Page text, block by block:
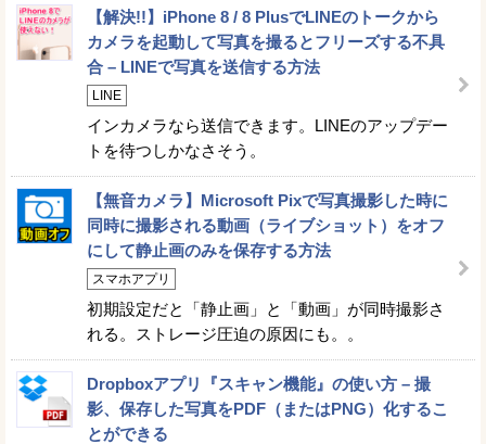
【解決!!】iPhone 8 / 8 PlusでLINEのトークから
カメラを起動して写真を撮るとフリーズする不具
合 – LINEで写真を送信する方法
LINE
インカメラなら送信できます。LINEのアップデー
トを待つしかなさそう。
【無音カメラ】Microsoft Pixで写真撮影した時に
同時に撮影される動画（ライブショット）をオフ
にして静止画のみを保存する方法
スマホアプリ
初期設定だと「静止画」と「動画」が同時撮影さ
れる。ストレージ圧迫の原因にも。。
Dropboxアプリ『スキャン機能』の使い方 – 撮
影、保存した写真をPDF（またはPNG）化するこ
とができる